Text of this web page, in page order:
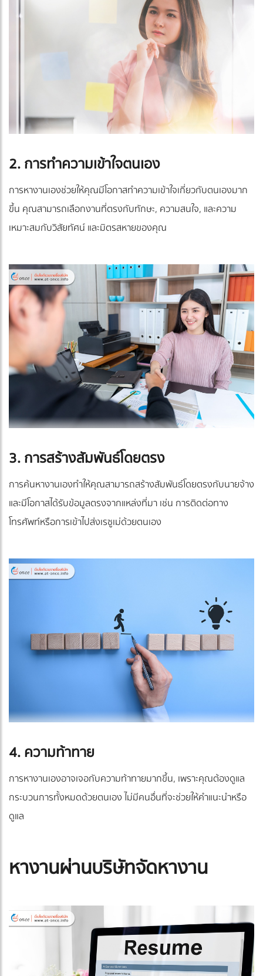
2. การทำความเข้าใจตนเอง
การหางานเองช่วยให้คุณมีโอกาสทำความเข้าใจเกี่ยวกับตนเองมาก
ขึ้น คุณสามารถเลือกงานที่ตรงกับทักษะ, ความสนใจ, และความ
เหมาะสมกับวิสัยทัศน์ และมิตรสหายของคุณ
3. การสร้างสัมพันธ์โดยตรง
การค้นหางานเองทำให้คุณสามารถสร้างสัมพันธ์โดยตรงกับนายจ้าง
และมีโอกาสได้รับข้อมูลตรงจากแหล่งที่มา เช่น การติดต่อทาง
โทรศัพท์หรือการเข้าไปส่งเรซูเม่ด้วยตนเอง
4. ความท้าทาย
การหางานเองอาจเจอกับความท้าทายมากขึ้น, เพราะคุณต้องดูแล
กระบวนการทั้งหมดด้วยตนเอง ไม่มีคนอื่นที่จะช่วยให้คำแนะนำหรือ
ดูแล
หางานผ่านบริษัทจัดหางาน